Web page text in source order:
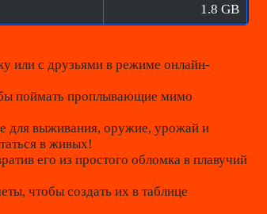
1.8 GB
или с друзьями в режиме онлайн-
поймать проплывающие мимо
для выживания, оружие, урожай и
в живых!
его из простого обломка в плавучий
чтобы создать их в таблице